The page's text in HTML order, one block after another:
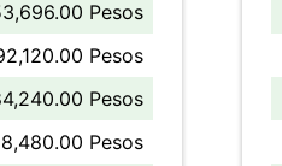
Pesos
Pesos
Pesos
Pesos